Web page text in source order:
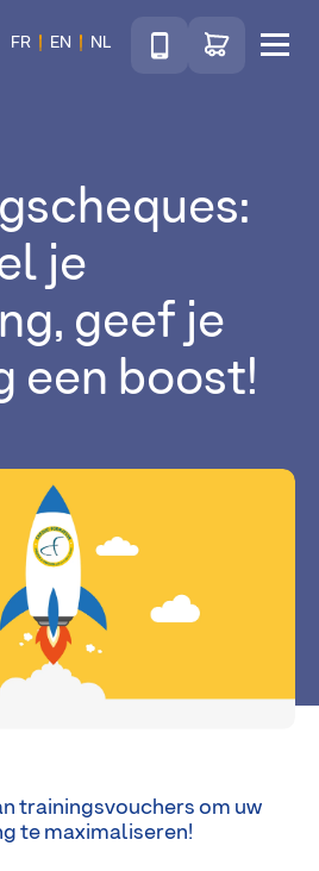
FR EN NL
TéléphoneGa naar de
je
geef je
een boost!
trainingsvouchers om uw
te maximaliseren!